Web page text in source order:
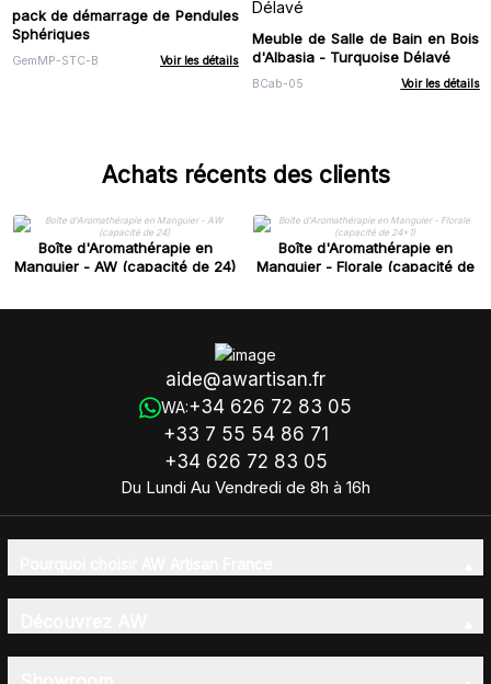
pack de démarrage de Pendules
Sphériques
GemMP-STC-B Voir les détails
Meuble de Salle de Bain en Bois
d'Albasia - Turquoise Délavé
BCab-05 Voir les détails
Achats récents des clients
Boîte d'Aromathérapie en
Manguier - AW (capacité de 24)
Boîte d'Aromathérapie en
Manguier - Florale (capacité de
aide@awartisan.fr
WA:+34 626 72 83 05
+33 7 55 54 86 71
+34 626 72 83 05
Du Lundi Au Vendredi de 8h à 16h